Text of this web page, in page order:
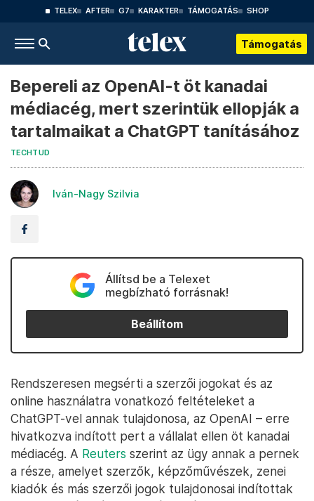
TELEX AFTER G7 KARAKTER TÁMOGATÁS SHOP
Támogatás
Bepereli az OpenAI-t öt kanadai
médiacég, mert szerintük ellopják a
tartalmaikat a ChatGPT tanításához
TECHTUD
Iván-Nagy Szilvia
Állítsd be a Telexet
megbízható forrásnak!
Beállítom
Rendszeresen megsérti a szerzői jogokat és az
online használatra vonatkozó feltételeket a
ChatGPT-vel annak tulajdonosa, az OpenAI – erre
hivatkozva indított pert a vállalat ellen öt kanadai
médiacég. A Reuters szerint az ügy annak a pernek
a része, amelyet szerzők, képzőművészek, zenei
kiadók és más szerzői jogok tulajdonosai indítottak